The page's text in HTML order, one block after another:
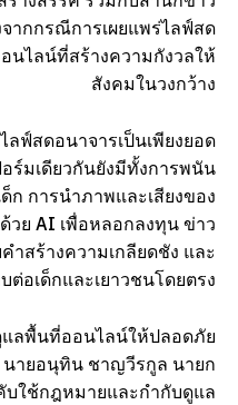
ากกรณีการเผยแพร่ไลฟ์สด
นไลน์ที่สร้างความกังวลให้
สังคมในวงกว้าง
ฟ์สดอนาจารเป็นเพียงยอด
ร์มเดียวกันยังมีทั้งการพนัน
การนำภาพและเสียงของ
ย AI เพื่อหลอกลงทุน ข่าว
สร้างความเกลียดชัง และ
อเด็กและเยาวชนโดยตรง
ลพื้นที่ออนไลน์ให้ปลอดภัย
นายอนุทิน ชาญวีรกูล นายก
บใช้กฎหมายและกำกับดูแล